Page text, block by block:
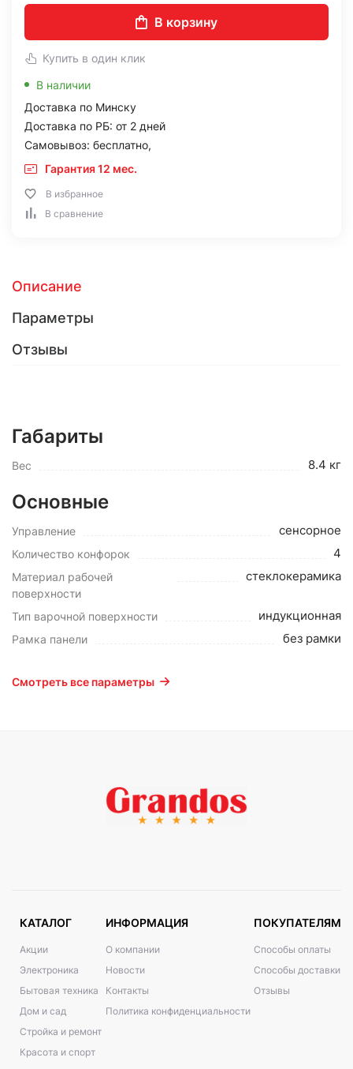
В корзину
Купить в один клик
В наличии
Доставка по Минску
Доставка по РБ: от 2 дней
Самовывоз: бесплатно,
Гарантия 12 мес.
В избранное
В сравнение
Описание
Параметры
Отзывы
Габариты
Вес 8.4 кг
Основные
Управление сенсорное
Количество конфорок 4
Материал рабочей
поверхности
cтеклокерамика
Тип варочной поверхности индукционная
Рамка панели без рамки
Смотреть все параметры
КАТАЛОГ
Акции
Электроника
Бытовая техника
Дом и сад
Стройка и ремонт
Красота и спорт
ИНФОРМАЦИЯ
О компании
Новости
Контакты
Политика конфиденциальности
ПОКУПАТЕЛЯМ
Способы оплаты
Способы доставки
Отзывы